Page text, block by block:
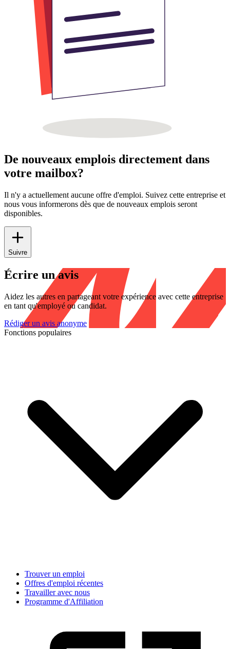
De nouveaux emplois directement dans
votre mailbox?
Il n'y a actuellement aucune offre d'emploi. Suivez cette entreprise et
nous vous informerons dès que de nouveaux emplois seront
disponibles.
Suivre
Écrire un avis
Aidez les autres en partageant votre expérience avec cette entreprise
en tant qu'employé ou candidat.
Rédiger un avis anonyme
Fonctions populaires
Trouver un emploi
Offres d'emploi récentes
Travailler avec nous
Programme d'Affiliation